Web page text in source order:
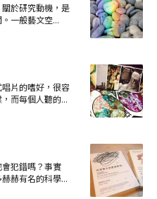
於研究動機，是
一般藝文空...
片的嗜好，很容
而每個人聽的...
犯錯嗎？事實
赫有名的科學...